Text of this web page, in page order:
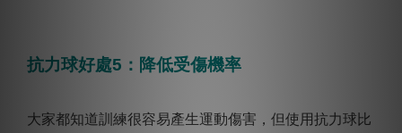
抗力球好處5：降低受傷機率
大家都知道訓練很容易產生運動傷害，但使用抗力球比